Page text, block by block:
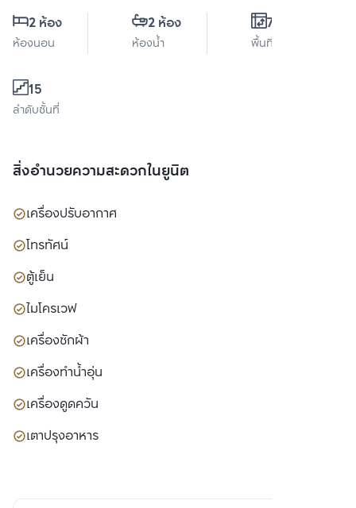
2 ห้อง
ห้องนอน
2 ห้อง
ห้องน้ำ
70 ตร.ม.
พื้นที่ใช้สอย
15
ลำดับชั้นที่
สิ่งอำนวยความสะดวกในยูนิต
เครื่องปรับอากาศ
โทรทัศน์
ตู้เย็น
ไมโครเวฟ
เครื่องซักผ้า
เครื่องทำน้ำอุ่น
เครื่องดูดควัน
เตาปรุงอาหาร